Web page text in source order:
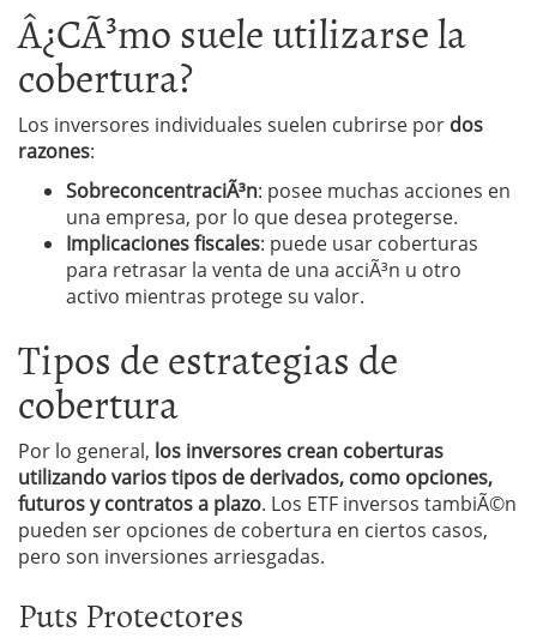
Â¿CÃ³mo suele utilizarse la
cobertura?
Los inversores individuales suelen cubrirse por dos
razones:
SobreconcentraciÃ³n: posee muchas acciones en
una empresa, por lo que desea protegerse.
Implicaciones fiscales: puede usar coberturas
para retrasar la venta de una acciÃ³n u otro
activo mientras protege su valor.
Tipos de estrategias de
cobertura
Por lo general, los inversores crean coberturas
utilizando varios tipos de derivados, como opciones,
futuros y contratos a plazo. Los ETF inversos tambiÃ©n
pueden ser opciones de cobertura en ciertos casos,
pero son inversiones arriesgadas.
Puts Protectores